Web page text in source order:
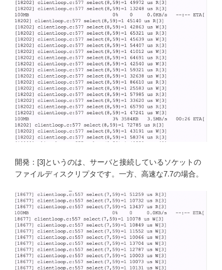
開発：[3]というのは、サーバと接続しているソケットの
ファイルディスクリプタです。一方、高速な7.7の場合。